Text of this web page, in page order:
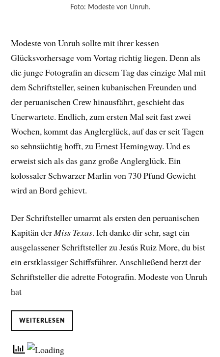
Foto: Modeste von Unruh.
Modeste von Unruh sollte mit ihrer kessen
Glücksvorhersage vom Vortag richtig liegen. Denn als
die junge Fotografin an diesem Tag das einzige Mal mit
dem Schriftsteller, seinen kubanischen Freunden und
der peruanischen Crew hinausfährt, geschieht das
Unerwartete. Endlich, zum ersten Mal seit fast zwei
Wochen, kommt das Anglerglück, auf das er seit Tagen
so sehnsüchtig hofft, zu Ernest Hemingway. Und es
erweist sich als das ganz große Anglerglück. Ein
kolossaler Schwarzer Marlin von 730 Pfund Gewicht
wird an Bord gehievt.
Der Schriftsteller umarmt als ersten den peruanischen
Kapitän derMiss Texas. Ich danke dir sehr, sagt ein
ausgelassener Schriftsteller zu Jesús Ruiz More, du bist
ein erstklassiger Schiffsführer. Anschließend herzt der
Schriftsteller die adrette Fotografin. Modeste von Unruh
hat
WEITERLESEN